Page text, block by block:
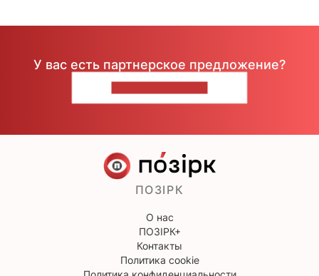
У вас есть партнерское предложение?
ПОЗІРК
О нас
ПОЗІРК+
Контакты
Политика cookie